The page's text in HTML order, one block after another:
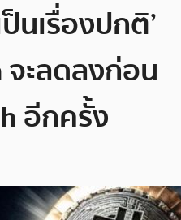
ป็นเรื่องปกติ’
ะลดลงก่อน
อีกครั้ง